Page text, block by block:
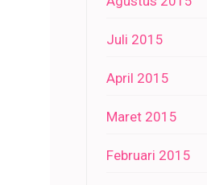
Juli 2015
April 2015
Maret 2015
Februari 2015